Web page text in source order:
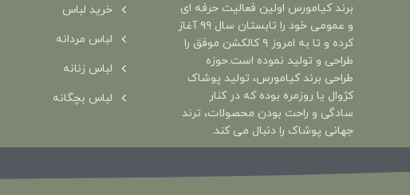
برند کیامورس اولین فعالیت حرفه ای
و عمومی خود را تابستان سال ۹۹ آغاز
کرده و تا به امروز ۹ کالکشن موفق را
طراحی و تولید نموده است.حوزه
طراحی برند کیامورس، تولید پوشاک
کژوال یا روزمره بوده که در کنار
سادگی و راحت بودن محصولات، ترند
جهانی پوشاک را دنبال می کند.
خرید لباس
لباس مردانه
لباس زنانه
لباس بچگانه